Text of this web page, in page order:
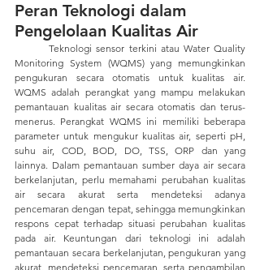
Peran Teknologi dalam
Pengelolaan Kualitas Air
	Teknologi sensor terkini atau Water Quality
Monitoring System (WQMS) yang memungkinkan
pengukuran secara otomatis untuk kualitas air.
WQMS adalah perangkat yang mampu melakukan
pemantauan kualitas air secara otomatis dan terus-
menerus. Perangkat WQMS ini memiliki beberapa
parameter untuk mengukur kualitas air, seperti pH,
suhu air, COD, BOD, DO, TSS, ORP dan yang
lainnya. Dalam pemantauan sumber daya air secara
berkelanjutan, perlu memahami perubahan kualitas
air secara akurat serta mendeteksi adanya
pencemaran dengan tepat, sehingga memungkinkan
respons cepat terhadap situasi perubahan kualitas
pada air. Keuntungan dari teknologi ini adalah
pemantauan secara berkelanjutan, pengukuran yang
akurat, mendeteksi pencemaran, serta pengambilan